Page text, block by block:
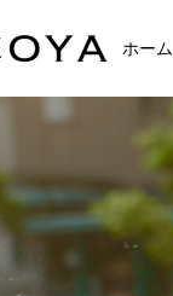
ホーム